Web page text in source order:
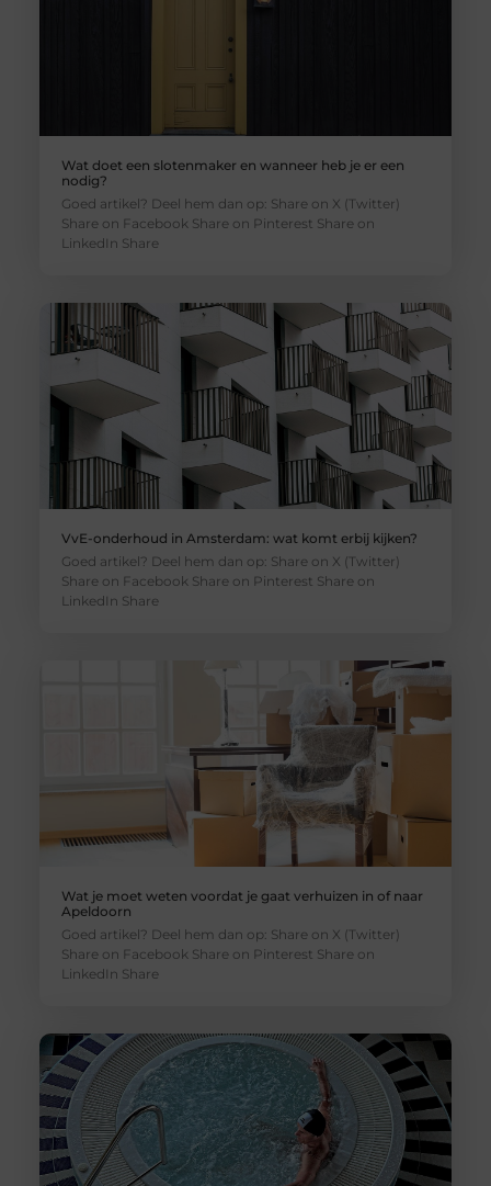
Wat doet een slotenmaker en wanneer heb je er een
nodig?
Goed artikel? Deel hem dan op: Share on X (Twitter)
Share on Facebook Share on Pinterest Share on
LinkedIn Share
VvE-onderhoud in Amsterdam: wat komt erbij kijken?
Goed artikel? Deel hem dan op: Share on X (Twitter)
Share on Facebook Share on Pinterest Share on
LinkedIn Share
Wat je moet weten voordat je gaat verhuizen in of naar
Apeldoorn
Goed artikel? Deel hem dan op: Share on X (Twitter)
Share on Facebook Share on Pinterest Share on
LinkedIn Share